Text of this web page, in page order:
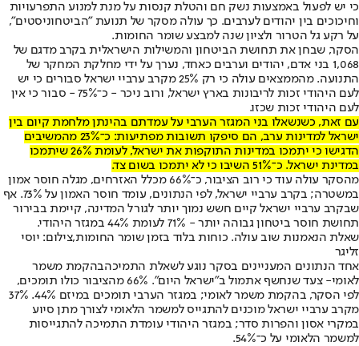
כי יש לפעול באמצעות נשק חם והטלת קנסות על מנת למנוע התפרעויות
וחיכוכים בין יהודים לערבים. כך עולה מסקר של תנועת "הביטחוניסטים",
על רקע גל הטרור ולציון שנה למבצע שומר החומות.
הסקר, שבחן את תחושת הביטחון והמשילות הישראלית בקרב מדגם של
1,068 בני אדם, יהודים וערבים כאחד, נערך על ידי מחלקת המחקר של
התנועה. מהממצאים עולה כי רק 25% מקרב ערביי ישראל סבורים כי יש
לעם היהודי זכות לריבונות בארץ ישראל, ורוב ניכר - כ־75% - סבור כי אין
לעם היהודי זכות שכזו.
עם זאת, כשנשאלו בני המגזר הערבי על עמדתם בהינתן מלחמת קיום בין
ישראל למדינות ערב, הם סיפקו תשובות מפתיעות: כ־23% מהמשיבים
הדגישו כי יתמכו במדינות התוקפות את ישראל, לעומת 26% שיתמכו
במדינת ישראל. כ־51% השיבו כי לא יתמכו בשום צד.
מהסקר עולה עוד כי רוב הציבור, כ־66% מכלל האזרחים, מגלה חוסר אמון
במשטרה; בקרב ערביי ישראל, לפי הנתונים, עומד חוסר האמון על 73%. אף
שבקרב ערביי ישראל קיים חשש נמוך יותר לגורל המדינה, קיימת בבירור
תחושת חוסר ביטחון גבוהה יותר - 71% לעומת 44% במגזר היהודי.
שאלת הנאמנות שוב עולה. כוחות בלוד בזמן שומר החומות,צילום: יוסי
זליגר
אחד הנתונים המעניינים בסקר נוגע לשאלת התמיכהבהקמת משמר
לאומי
- צעד שנחשף אתמול ב"ישראל היום". 66% מהציבור כולו תומכים,
לפי הסקר, בהקמת משמר לאומי; במגזר הערבי תומכים במיזם 44%. 37%
מקרב ערביי ישראל מוכנים להתגייס למשמר הלאומי לצורך מתן סיוע
במקרי אסון והפרות סדר; במגזר היהודי עומדת התמיכה להתגייסות
למשמר הלאומי על כ־54%.